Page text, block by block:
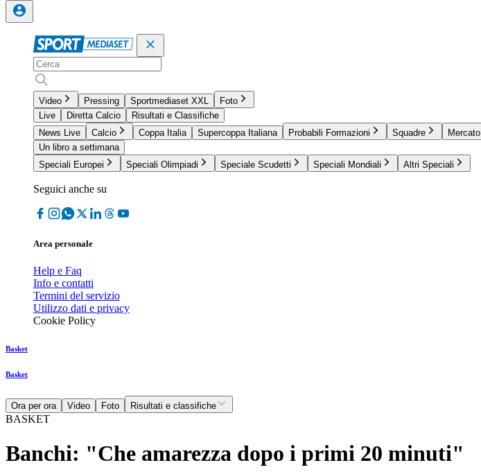
Video Pressing Sportmediaset XXL
Foto
Live
Diretta Calcio
Risultati e Classifiche
News Live
Calcio Coppa Italia Supercoppa Italiana Probabili Formazioni Squadre Mercato
Un libro a settimana
Speciali Europei
Speciali Olimpiadi Speciale Scudetti Speciali Mondiali Altri Speciali
Seguici anche su
Area personale
Help e Faq
Info e contatti
Termini del servizio
Utilizzo dati e privacy
Cookie Policy
Basket
Basket
Ora per ora Video Foto Risultati e classifiche
BASKET
Banchi: "Che amarezza dopo i primi 20 minuti"